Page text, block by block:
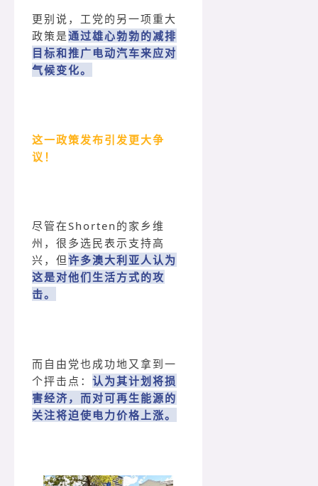
更别说，工党的另一项重大
政策是通过雄心勃勃的减排
目标和推广电动汽车来应对
气候变化。
这一政策发布引发更大争
议！
尽管在Shorten的家乡维
州，很多选民表示支持高
兴，但许多澳大利亚人认为
这是对他们生活方式的攻
击。
而自由党也成功地又拿到一
个抨击点： 认为其计划将损
害经济，而对可再生能源的
关注将迫使电力价格上涨。